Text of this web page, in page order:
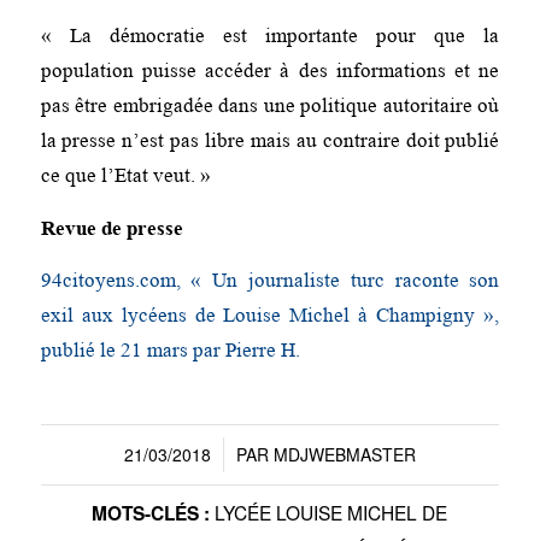
« La démocratie est importante pour que la
population puisse accéder à des informations et ne
pas être embrigadée dans une politique autoritaire où
la presse n’est pas libre mais au contraire doit publié
ce que l’Etat veut. »
Revue de presse
94citoyens.com, « Un journaliste turc raconte son
exil aux lycéens de Louise Michel à Champigny »,
publié le 21 mars par Pierre H.
21/03/2018
/ PAR MDJWEBMASTER
MOTS-CLÉS : LYCÉE LOUISE MICHEL DE